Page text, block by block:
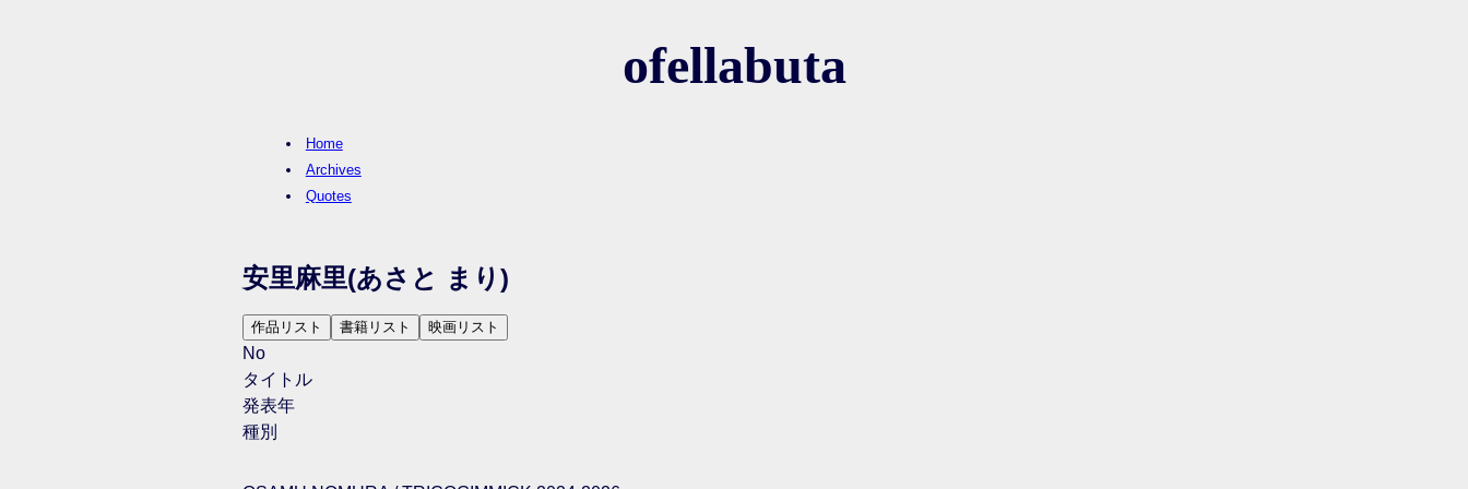
ofellabuta
Home
Archives
Quotes
安里麻里(あさと まり)
作品リスト 書籍リスト 映画リスト
No
タイトル
発表年
種別